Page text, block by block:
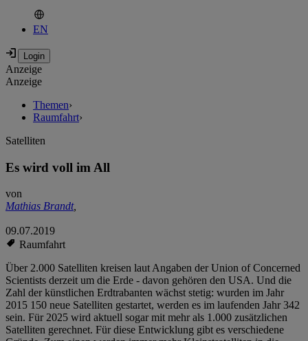
EN
Anzeige
Anzeige
Themen›
Raumfahrt›
Satelliten
Es wird voll im All
von
Mathias Brandt,
09.07.2019
Raumfahrt
Über 2.000 Satelliten kreisen laut Angaben der Union of Concerned
Scientists derzeit um die Erde - davon gehören den USA. Und die
Zahl der künstlichen Erdtrabanten wächst stetig: wurden im Jahr
2015 150 neue Satelliten gestartet, werden es im laufenden Jahr 342
sein. Für 2025 wird aktuell sogar mit mehr als 1.000 zusätzlichen
Satelliten gerechnet. Für diese Entwicklung gibt es verschiedene